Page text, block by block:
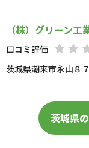
（株）グリーン工
口コミ評価
茨城県潮来市永山８
茨城県